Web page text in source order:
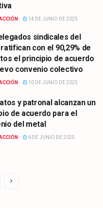
14 DE JUNIO DE 2025
sindicales del
con el 90,29% de
el principio de acuerdo
convenio colectivo
10 DE JUNIO DE 2025
y patronal alcanzan un
de acuerdo para el
del metal
6 DE JUNIO DE 2025